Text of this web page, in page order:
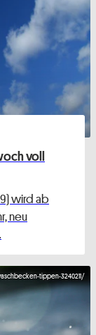
voll
wird ab
neu
tippen-3240211/